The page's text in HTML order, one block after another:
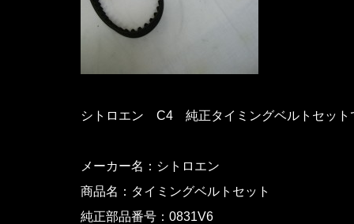
シトロエン C4 純正タイミングベルトセット
メーカー名：シトロエン
商品名：タイミングベルトセット
純正部品番号：0831V6